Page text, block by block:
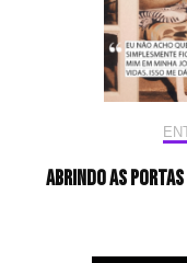
Abrindo as